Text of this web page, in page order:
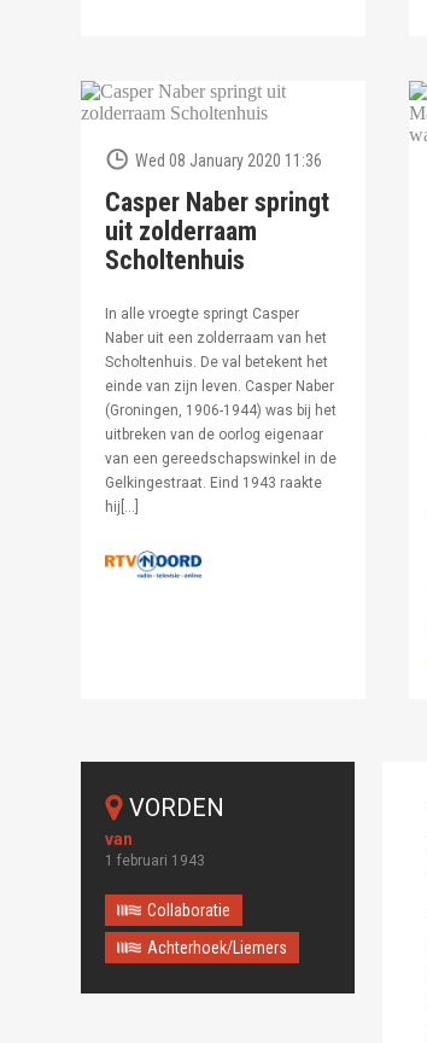
Wed 08 January 2020 11:36
Casper Naber springt
uit zolderraam
Scholtenhuis
In alle vroegte springt Casper
Naber uit een zolderraam van het
Scholtenhuis. De val betekent het
einde van zijn leven. Casper Naber
(Groningen, 1906-1944) was bij het
uitbreken van de oorlog eigenaar
van een gereedschapswinkel in de
Gelkingestraat. Eind 1943 raakte
hij[…]
VORDEN
1 februari 1943
Collaboratie
Achterhoek/Liemers